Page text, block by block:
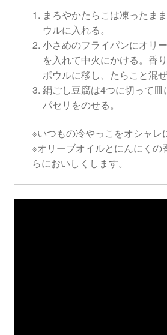
まろやかたらこは凍ったま
ウルに入れる。
小さめのフライパンにオリ
を入れて中火にかける。香
ボウルに移し、たらこと混ぜ
絹ごし豆腐は4つに切って
パセリをのせる。
※いつもの冷やっこをオシャレ
※オリーブオイルとにんにくの
らにおいしくします。